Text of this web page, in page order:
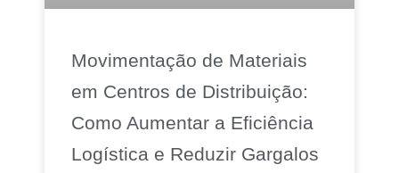
Movimentação de Materiais
em Centros de Distribuição:
Como Aumentar a Eficiência
Logística e Reduzir Gargalos